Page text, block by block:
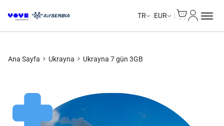
TR EUR
Ana Sayfa Ukrayna Ukrayna 7 gün 3GB